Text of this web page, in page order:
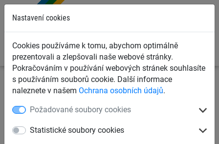
Nastavení cookies
Cookies používáme k tomu, abychom optimálně
prezentovali a zlepšovali naše webové stránky.
Pokračováním v používání webových stránek souhlasíte
s používáním souborů cookie. Další informace
naleznete v našem Ochrana osobních údajů.
Požadované soubory cookies
Statistické soubory cookies
Dětská lanová hřiště
Adventure parkur „Dillenburg“
Viklavá kláda, pro ocelové